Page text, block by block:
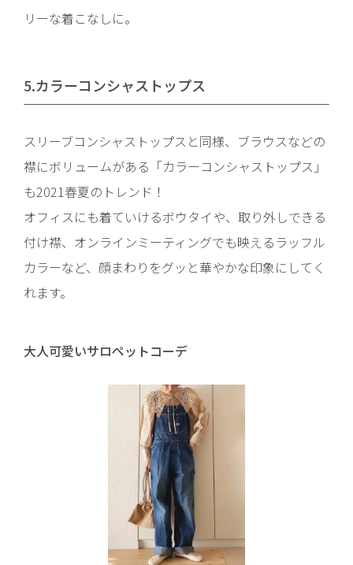
リーな着こなしに。
5.カラーコンシャストップス
スリーブコンシャストップスと同様、ブラウスなどの
襟にボリュームがある「カラーコンシャストップス」
も2021春夏のトレンド！
オフィスにも着ていけるボウタイや、取り外しできる
付け襟、オンラインミーティングでも映えるラッフル
カラーなど、顔まわりをグッと華やかな印象にしてく
れます。
大人可愛いサロペットコーデ